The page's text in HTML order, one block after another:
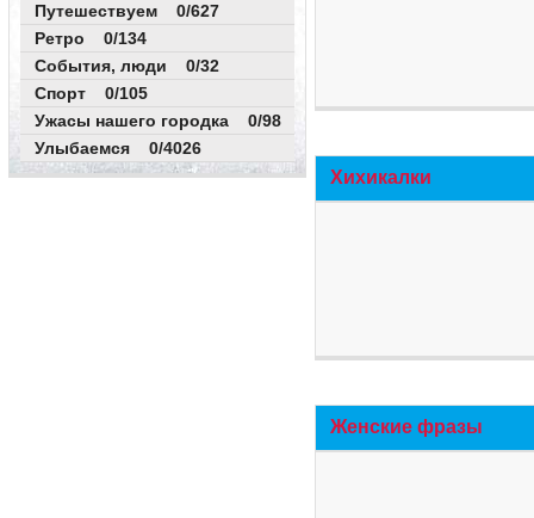
Путешествуем 0/627
Ретро 0/134
События, люди 0/32
Спорт 0/105
Ужасы нашего городка 0/98
Улыбаемся 0/4026
Хихикалки
Женские фразы